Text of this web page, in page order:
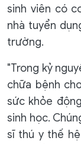
sinh viên có
nhà tuyển
trường.
"Trong kỷ
chữa bệnh
sức khỏe
sinh học.
sĩ thú y thế